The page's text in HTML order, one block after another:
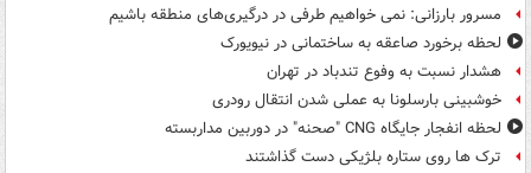
مسرور بارزانی: نمی خواهیم طرفی در درگیری‌های منطقه باشیم
لحظه برخورد صاعقه به ساختمانی در نیویورک
هشدار نسبت به وفوع تندباد در تهران
خوشبینی بارسلونا به عملی شدن انتقال رودری
لحظه انفجار جایگاه CNG "صحنه" در دوربین مداربسته
ترک ها روی ستاره بلژیکی دست گذاشتند